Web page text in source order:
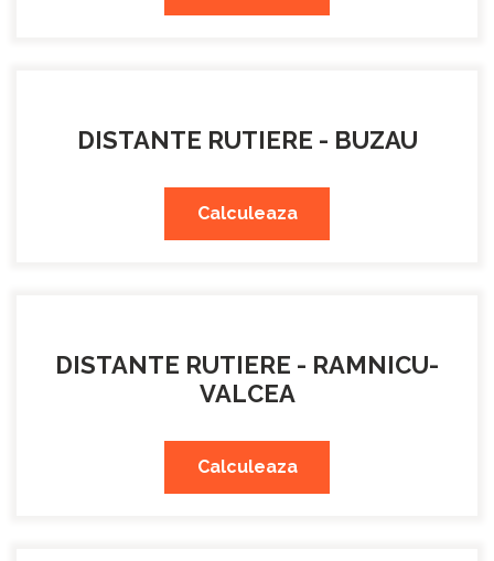
DISTANTE RUTIERE - BUZAU
Calculeaza
DISTANTE RUTIERE - RAMNICU-
VALCEA
Calculeaza